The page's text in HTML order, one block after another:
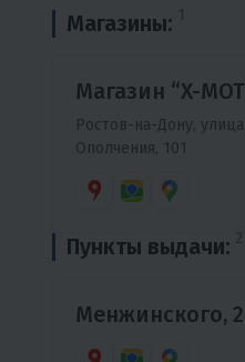
Магазины: 1
Магазин “X-
Ростов-на-Дону,
Ополчения, 101
Пункты выдачи: 2
Менжинского,